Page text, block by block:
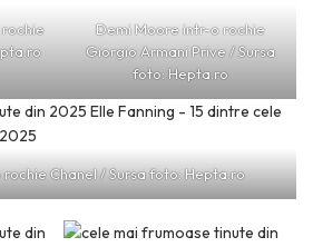
Demi Moore intr-o rochie
Giorgio Armani Prive / Sursa
foto: Hepta.ro
rochie Chanel / Sursa foto: Hepta.ro